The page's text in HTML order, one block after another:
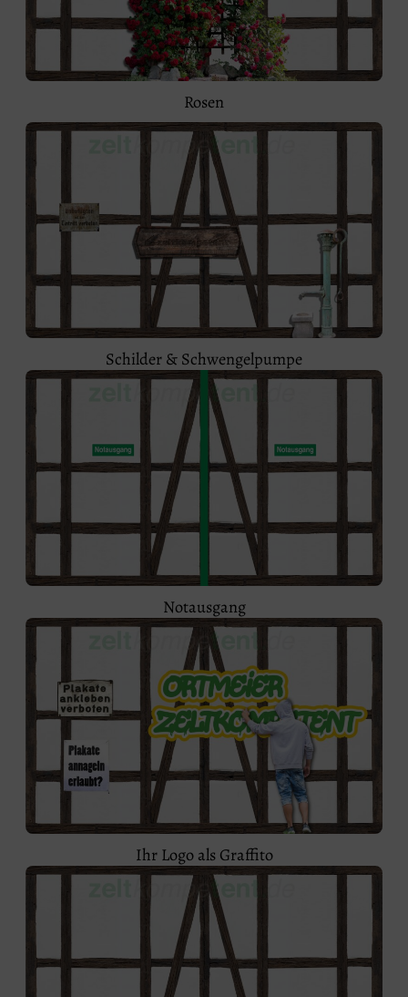
Rosen
Schilder & Schwengelpumpe
Notausgang
Ihr Logo als Graffito